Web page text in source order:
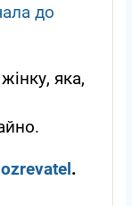
до
яка,
.